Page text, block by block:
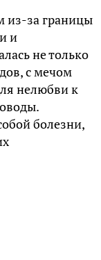
из-за границы
и
не только
с мечом
нелюбви к
болезни,